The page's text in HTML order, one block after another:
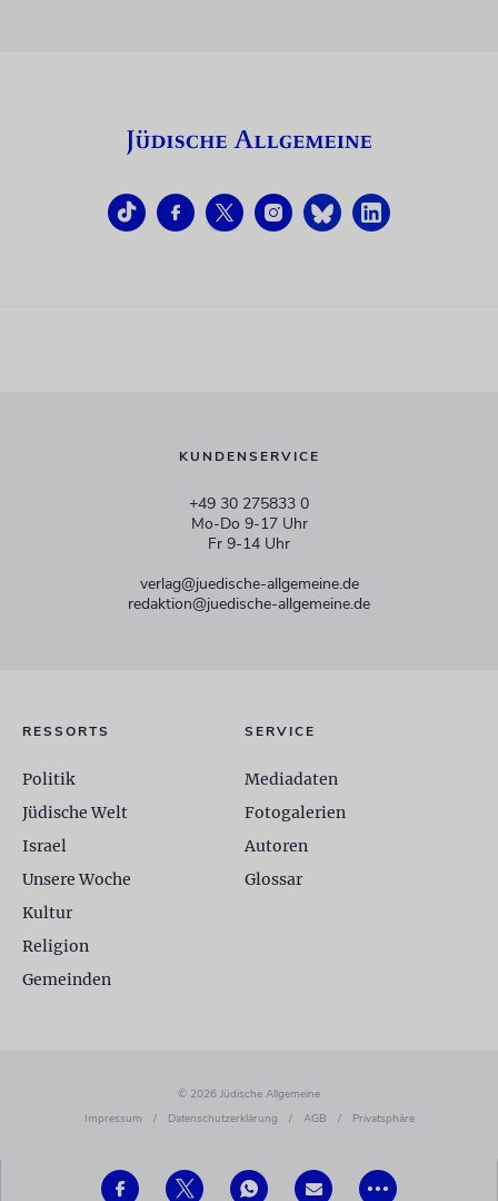
•••
KUNDENSERVICE
+49 30 275833 0
Mo-Do 9-17 Uhr
Fr 9-14 Uhr
verlag@juedische-allgemeine.de
redaktion@juedische-allgemeine.de
RESSORTS
Politik
Jüdische Welt
Israel
Unsere Woche
Kultur
Religion
Gemeinden
SERVICE
Mediadaten
Fotogalerien
Autoren
Glossar
© 2026 Jüdische Allgemeine
Impressum
/ Datenschutzerklärung / AGB / Privatsphäre